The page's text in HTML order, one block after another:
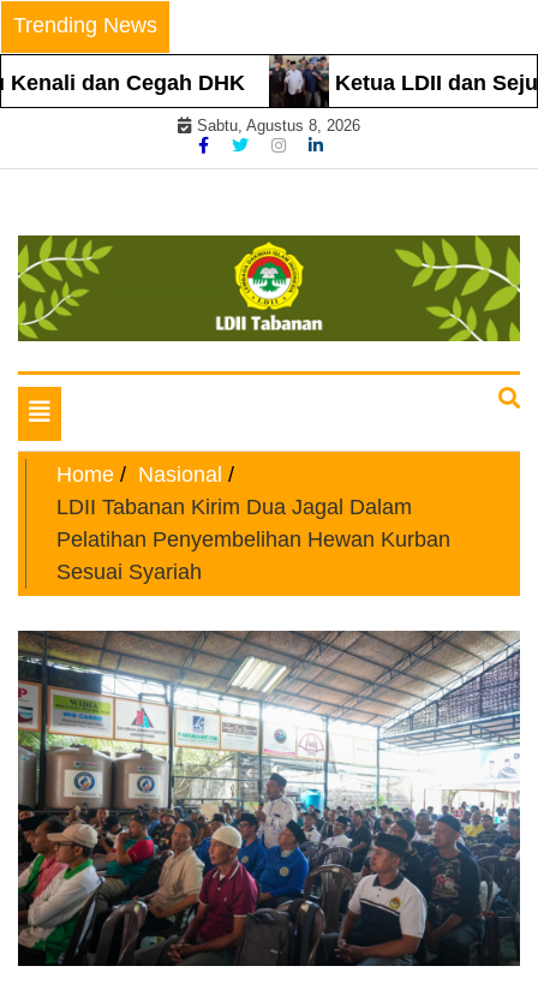
Skip
to
content
Trending News
dan Cegah DHK Ketua LDII dan
Sabtu, Agustus 8, 2026
LDII TABANAN
Toggle
navigation
Home
Nasional
LDII Tabanan Kirim Dua Jagal Dalam
Pelatihan Penyembelihan Hewan Kurban
Sesuai Syariah